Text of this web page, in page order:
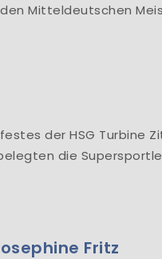
Mitteldeutschen
der HSG Turbine
die
Fritz